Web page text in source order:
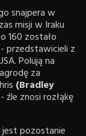
snajpera w
misji w Iraku
160 zostało
przedstawicieli z
Polują na
za
(Bradley
znosi rozłąkę
pozostanie